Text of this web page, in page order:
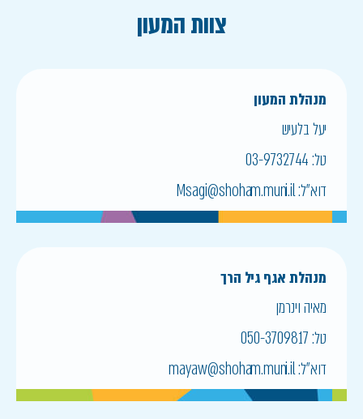
צוות המעון
מנהלת המעון
יעל בלעיש
טל:03-9732744
דוא״ל:Msagi@shoham.muni.il
מנהלת אגף גיל הרך
מאיה וינרמן
טל:050-3709817
דוא״ל:mayaw@shoham.muni.il